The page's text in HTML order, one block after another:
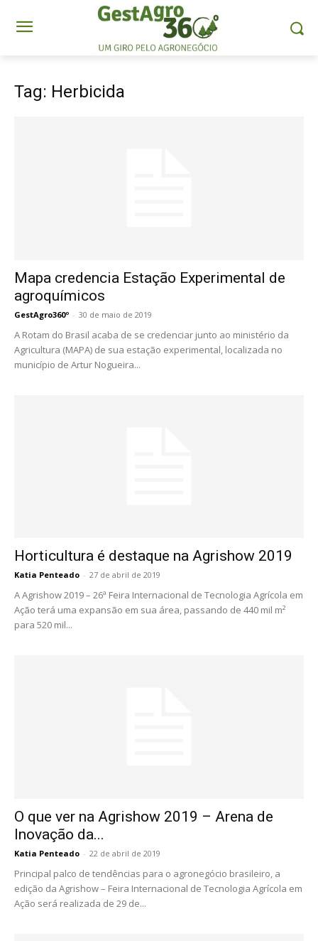
Tag: Herbicida
Mapa credencia Estação Experimental de
agroquímicos
GestAgro360º - 30 de maio de 2019
A Rotam do Brasil acaba de se credenciar junto ao ministério da
Agricultura (MAPA) de sua estação experimental, localizada no
município de Artur Nogueira...
Horticultura é destaque na Agrishow 2019
Katia Penteado - 27 de abril de 2019
A Agrishow 2019 – 26ª Feira Internacional de Tecnologia Agrícola em
Ação terá uma expansão em sua área, passando de 440 mil m²
para 520 mil...
O que ver na Agrishow 2019 – Arena de
Inovação da...
Katia Penteado - 22 de abril de 2019
Principal palco de tendências para o agronegócio brasileiro, a
edição da Agrishow – Feira Internacional de Tecnologia Agrícola em
Ação será realizada de 29 de...